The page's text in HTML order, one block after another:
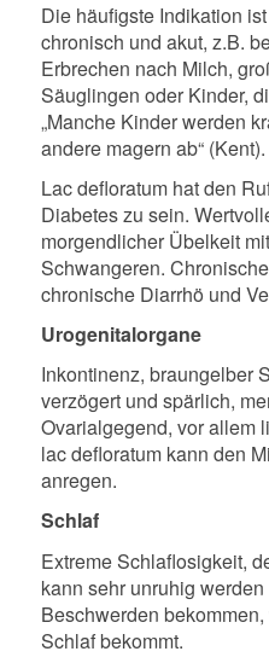
Die häufigste Indikation
chronisch und akut, z.B.
Erbrechen nach Milch,
Säuglingen oder Kinder,
„Manche Kinder werden
andere magern ab“ (Kent).
Lac defloratum hat den
Diabetes zu sein.
morgendlicher Übelkeit
Schwangeren.
chronische Diarrhö und
Urogenitalorgane
Inkontinenz, braungelber
verzögert und spärlich,
Ovarialgegend, vor allem
lac defloratum kann den
anregen.
Schlaf
Extreme Schlaflosigkeit,
kann sehr unruhig
Beschwerden
Schlaf bekommt.